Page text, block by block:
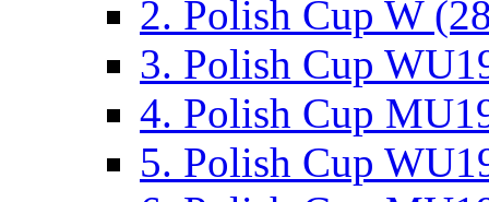
2. Polish Cup W
3. Polish Cup
4. Polish Cup
5. Polish Cup